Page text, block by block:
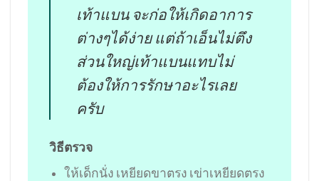
เท้าแบน จะก่อให้เกิดอาการ
ต่างๆได้ง่าย แต่ถ้าเอ็นไม่ตึง
ส่วนใหญ่เท้าแบนแทบไม่
ต้องให้การรักษาอะไรเลย
ครับ
วิธีตรวจ
ให้เด็กนั่ง เหยียดขาตรง เข่าเหยียดตรง